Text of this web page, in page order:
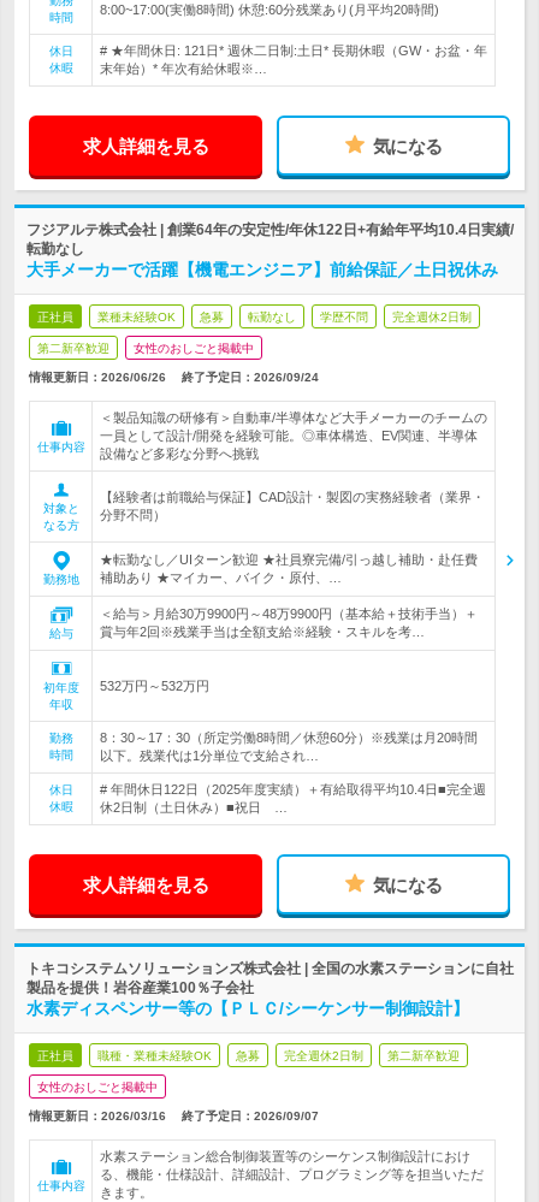
時間
8:00~17:00(実働8時間) 休憩:60分残業あり(月平均20時間)
休日
休暇
# ★年間休日: 121日* 週休二日制:土日* 長期休暇（GW・お盆・年
末年始）* 年次有給休暇※…
求人詳細を見る 気になる
フジアルテ株式会社 | 創業64年の安定性/年休122日+有給年平均10.4日実績/
転勤なし
大手メーカーで活躍【機電エンジニア】前給保証／土日祝休み
正社員 業種未経験OK 急募 転勤なし 学歴不問 完全週休2日制
第二新卒歓迎 女性のおしごと掲載中
情報更新日：2026/06/26 終了予定日： 2026/09/24
仕事内容
＜製品知識の研修有＞自動車/半導体など大手メーカーのチームの
一員として設計/開発を経験可能。◎車体構造、EV関連、半導体
設備など多彩な分野へ挑戦
対象と
なる方
【経験者は前職給与保証】CAD設計・製図の実務経験者（業界・
分野不問）
勤務地
★転勤なし／UIターン歓迎 ★社員寮完備/引っ越し補助・赴任費
補助あり ★マイカー、バイク・原付、…
給与
＜給与＞月給30万9900円～48万9900円（基本給＋技術手当）＋
賞与年2回※残業手当は全額支給※経験・スキルを考…
初年度
年収
532万円～532万円
勤務
時間
8：30～17：30（所定労働8時間／休憩60分）※残業は月20時間
以下。残業代は1分単位で支給され…
休日
休暇
# 年間休日122日（2025年度実績）＋有給取得平均10.4日■完全週
休2日制（土日休み）■祝日 …
求人詳細を見る 気になる
トキコシステムソリューションズ株式会社 | 全国の水素ステーションに自社
製品を提供！岩谷産業100％子会社
水素ディスペンサー等の【ＰＬＣ/シーケンサー制御設計】
正社員 職種・業種未経験OK 急募 完全週休2日制 第二新卒歓迎
女性のおしごと掲載中
情報更新日：2026/03/16 終了予定日： 2026/09/07
仕事内容
水素ステーション総合制御装置等のシーケンス制御設計におけ
る、機能・仕様設計、詳細設計、プログラミング等を担当いただ
きます。